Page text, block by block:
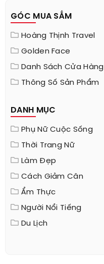
GÓC MUA SẮM
Hoàng Thịnh Travel
Golden Face
Danh Sách Cửa Hàng
Thông Số Sản Phẩm
DANH MỤC
Phụ Nữ Cuộc Sống
Thời Trang Nữ
Làm Đẹp
Cách Giảm Cân
Ẩm Thực
Người Nổi Tiếng
Du Lịch